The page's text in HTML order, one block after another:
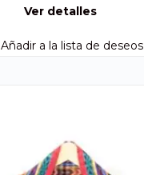
Ver detalles
Añadir a la lista de deseos